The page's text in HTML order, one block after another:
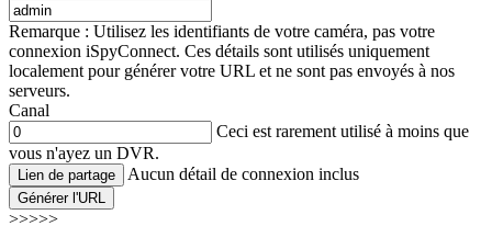
Remarque : Utilisez les identifiants de votre caméra, pas votre
connexion iSpyConnect. Ces détails sont utilisés uniquement
localement pour générer votre URL et ne sont pas envoyés à nos
serveurs.
Canal
Ceci est rarement utilisé à moins que
vous n'ayez un DVR.
Lien de partage Aucun détail de connexion inclus
Générer l'URL
>>>>>